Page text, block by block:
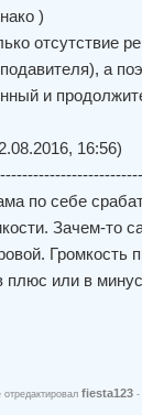
)
отсутствие
а
и
16:56)
по себе
Зачем-то
Громкость
плюс или в
fiesta123 -